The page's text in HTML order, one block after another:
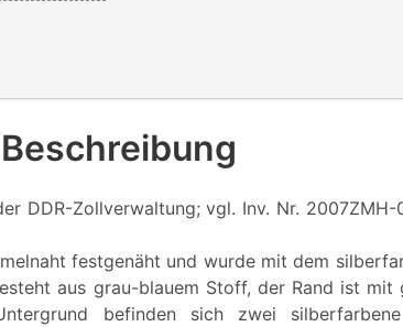
Beschreibung
DDR-Zollverwaltung; vgl. Inv. Nr. 2007ZMH-
festgenäht und wurde mit dem
aus grau-blauem Stoff, der Rand ist mit
befinden sich zwei